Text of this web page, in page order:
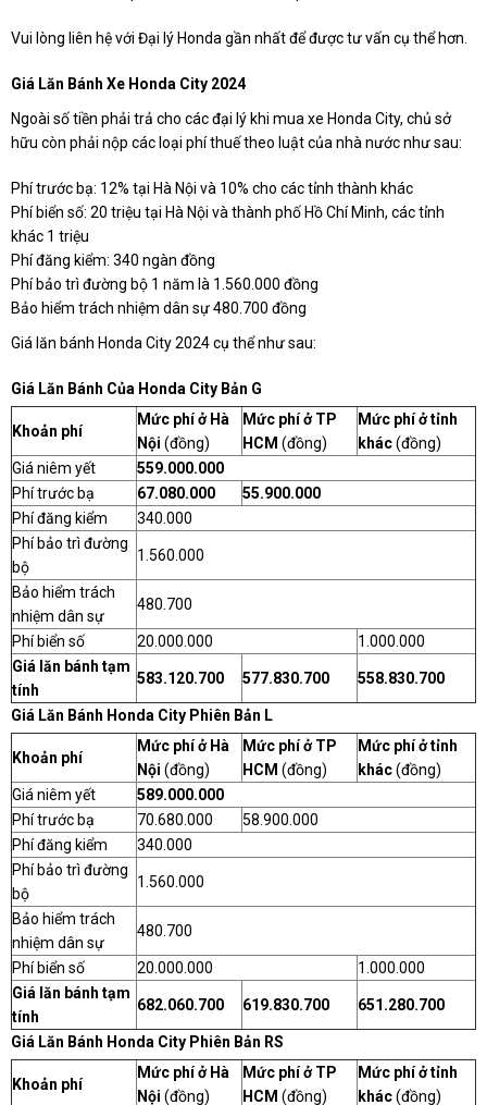
Vui lòng liên hệ với Đại lý Honda gần nhất để được tư vấn cụ thể hơn.
Giá Lăn Bánh Xe Honda City 2024
Ngoài số tiền phải trả cho các đại lý khi mua xe Honda City, chủ sở
hữu còn phải nộp các loại phí thuế theo luật của nhà nước như sau:
Phí trước bạ: 12% tại Hà Nội và 10% cho các tỉnh thành khác
Phí biển số: 20 triệu tại Hà Nội và thành phố Hồ Chí Minh, các tỉnh
khác 1 triệu
Phí đăng kiểm: 340 ngàn đồng
Phí bảo trì đường bộ 1 năm là 1.560.000 đồng
Bảo hiểm trách nhiệm dân sự 480.700 đồng
Giá lăn bánh Honda City 2024 cụ thể như sau:
Giá Lăn Bánh Của Honda City Bản G
Khoản phí
Mức phí ở Hà
Nội (đồng)
Mức phí ở TP
HCM (đồng)
Mức phí ở tỉnh
khác(đồng)
Giá niêm yết
559.000.000
Phí trước bạ
67.080.000
55.900.000
Phí đăng kiểm
340.000
Phí bảo trì đường
bộ
1.560.000
Bảo hiểm trách
nhiệm dân sự
480.700
Phí biển số 20.000.000
1.000.000
Giá lăn bánh tạm
tính
583.120.700 577.830.700 558.830.700
Giá Lăn Bánh Honda City Phiên Bản L
Khoản phí
Mức phí ở Hà
Nội (đồng)
Mức phí ở TP
HCM (đồng)
Mức phí ở tỉnh
khác(đồng)
Giá niêm yết
589.000.000
Phí trước bạ
70.680.000
58.900.000
Phí đăng kiểm
340.000
Phí bảo trì đường
bộ
1.560.000
Bảo hiểm trách
nhiệm dân sự
480.700
Phí biển số 20.000.000
1.000.000
Giá lăn bánh tạm
tính
682.060.700 619.830.700 651.280.700
Giá Lăn Bánh Honda City Phiên Bản RS
Khoản phí
Mức phí ở Hà
Nội (đồng)
Mức phí ở TP
HCM (đồng)
Mức phí ở tỉnh
khác(đồng)